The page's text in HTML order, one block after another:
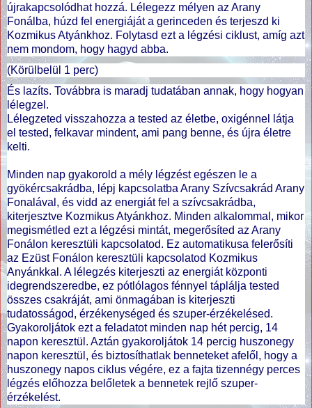
újrakapcsolódhat hozzá. Lélegezz mélyen az Arany
Fonálba, húzd fel energiáját a gerinceden és terjeszd ki
Kozmikus Atyánkhoz. Folytasd ezt a légzési ciklust, amíg azt
nem mondom, hogy hagyd abba.
(Körülbelül 1 perc)
És lazíts. Továbbra is maradj tudatában annak, hogy hogyan
lélegzel.
Lélegzeted visszahozza a tested az életbe, oxigénnel látja
el tested, felkavar mindent, ami pang benne, és újra életre
kelti.
Minden nap gyakorold a mély légzést egészen le a
gyökércsakrádba, lépj kapcsolatba Arany Szívcsakrád Arany
Fonalával, és vidd az energiát fel a szívcsakrádba,
kiterjesztve Kozmikus Atyánkhoz. Minden alkalommal, mikor
megismétled ezt a légzési mintát, megerősíted az Arany
Fonálon keresztüli kapcsolatod. Ez automatikusa felerősíti
az Ezüst Fonálon keresztüli kapcsolatod Kozmikus
Anyánkkal. A lélegzés kiterjeszti az energiát központi
idegrendszeredbe, ez pótlólagos fénnyel táplálja tested
összes csakráját, ami önmagában is kiterjeszti
tudatosságod, érzékenységed és szuper-érzékelésed.
Gyakoroljátok ezt a feladatot minden nap hét percig, 14
napon keresztül. Aztán gyakoroljátok 14 percig huszonegy
napon keresztül, és biztosíthatlak benneteket afelől, hogy a
huszonegy napos ciklus végére, ez a fajta tizennégy perces
légzés előhozza belőletek a bennetek rejlő szuper-
érzékelést.